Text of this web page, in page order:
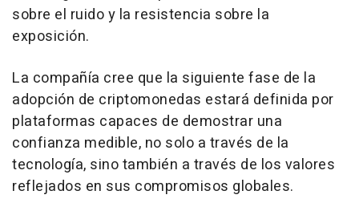
sobre el ruido y la resistencia sobre la
exposición.
La compañía cree que la siguiente fase de la
adopción de criptomonedas estará definida por
plataformas capaces de demostrar una
confianza medible, no solo a través de la
tecnología, sino también a través de los valores
reflejados en sus compromisos globales.